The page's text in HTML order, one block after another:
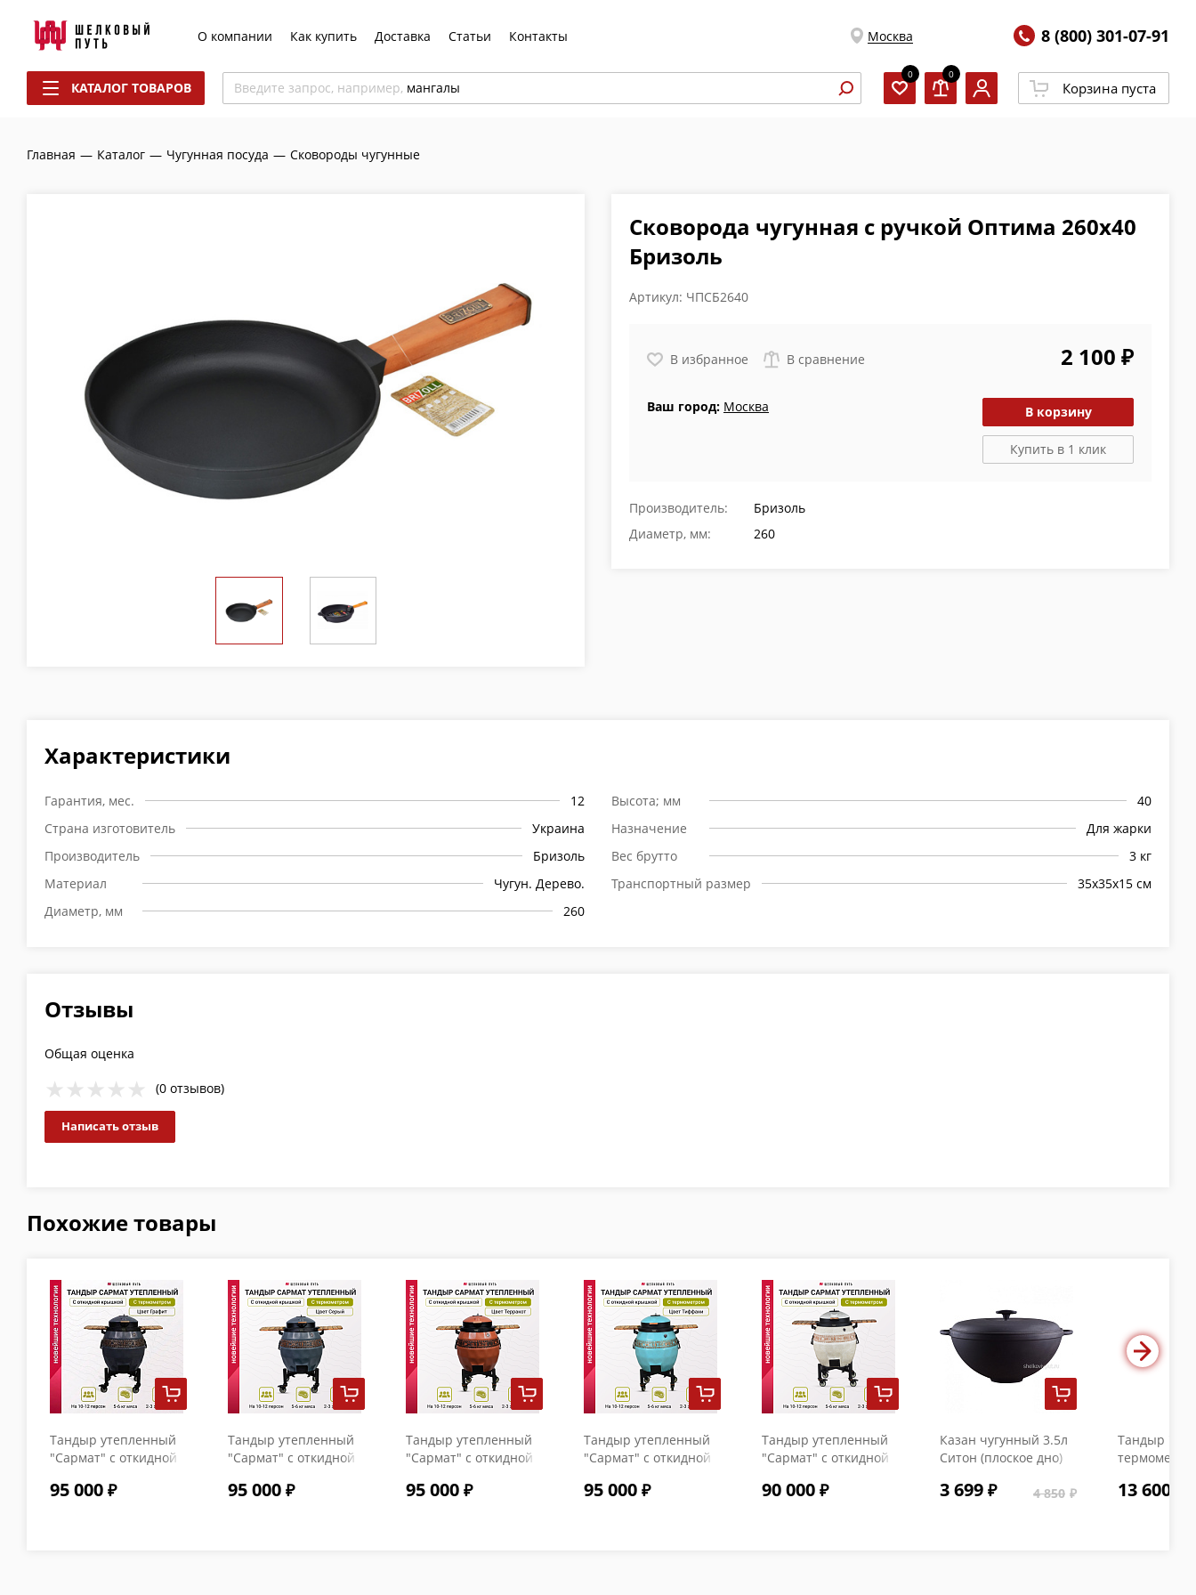
О компании Как купить Доставка Статьи Контакты Москва 8 (800) 301-07-91
КАТАЛОГ ТОВАРОВ Введите запрос, например, мангалы
0 0
Корзина пуста
Главная — Каталог — Чугунная посуда — Сковороды чугунные
Сковорода чугунная с ручкой Оптима 260х40
Бризоль
Артикул: ЧПСБ2640
В избранное В сравнение 2 100 ₽
Ваш город: Москва В корзину
Купить в 1 клик
Производитель:
Бризоль
Диаметр, мм:
260
Характеристики
Гарантия, мес.
12
Страна изготовитель
Украина
Производитель
Бризоль
Материал
Чугун. Дерево.
Диаметр, мм
260
Высота; мм
40
Назначение
Для жарки
Вес брутто
3 кг
Транспортный размер
35х35х15 см
Отзывы
Общая оценка
(0 отзывов)
Написать отзыв
Похожие товары
Тандыр утепленный
"Сармат" с откидной
термометром цвет
95 000
Тандыр утепленный
"Сармат" с откидной
термометром цвет
95 000
Тандыр утепленный
"Сармат" с откидной
термометром цвет
95 000
Тандыр утепленный
"Сармат" с откидной
термометром цвет
95 000
Тандыр утепленный
"Сармат" с откидной
термометром
90 000
Казан чугунный 3.5л
Ситон (плоское дно)
3 699 4 850
Тандыр
13 600